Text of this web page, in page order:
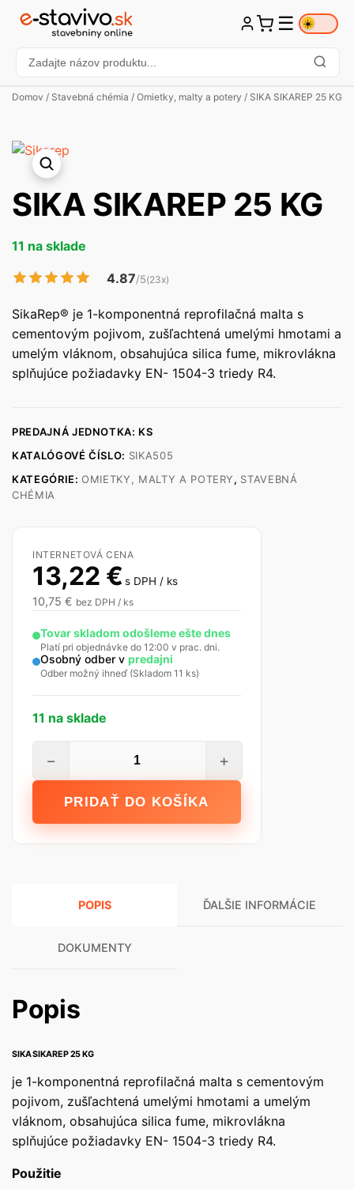
☰ ☀️
Domov / Stavebná chémia / Omietky, malty a potery / SIKA SIKAREP 25 KG
SIKA SIKAREP 25 KG
11 na sklade
4.87/5(23x)
SikaRep® je 1-komponentná reprofilačná malta s
cementovým pojivom, zušľachtená umelými hmotami a
umelým vláknom, obsahujúca silica fume, mikrovlákna
splňujúce požiadavky EN- 1504-3 triedy R4.
PREDAJNÁ JEDNOTKA: KS
KATALÓGOVÉ ČÍSLO: SIKA505
KATEGÓRIE:OMIETKY, MALTY A POTERY, STAVEBNÁ
CHÉMIA
INTERNETOVÁ CENA
13,22 € s DPH / ks
10,75 € bez DPH / ks
Tovar skladom odošleme ešte dnes
Platí pri objednávke do 12:00 v prac. dni.
Osobný odber v predajni
Odber možný ihneď (Skladom 11 ks)
11 na sklade
KG
− +
PRIDAŤ DO KOŠÍKA
POPIS ĎALŠIE INFORMÁCIE
DOKUMENTY
Popis
SIKA SIKAREP 25 KG
je 1-komponentná reprofilačná malta s cementovým
pojivom, zušľachtená umelými hmotami a umelým
vláknom, obsahujúca silica fume, mikrovlákna
splňujúce požiadavky EN- 1504-3 triedy R4.
Použitie